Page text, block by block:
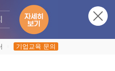
기업교육 문의